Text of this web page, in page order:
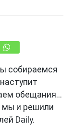
собираемся
обещания...
мы и решили
Daily.